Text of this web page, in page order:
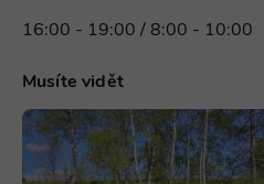
16:00 - 19:00 / 8:00 - 10:00
Musíte vidět